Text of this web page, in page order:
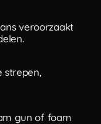
veroorzaakt
strepen,
gun of foam